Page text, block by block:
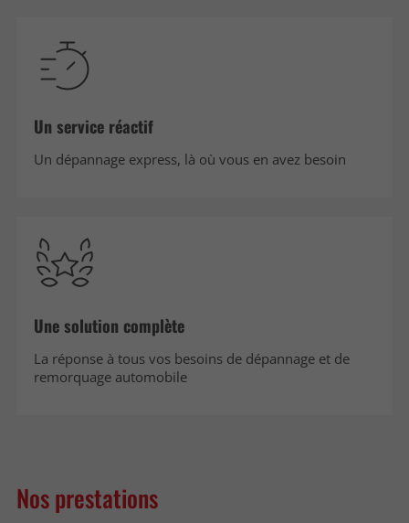
Un service réactif
Un dépannage express, là où vous en avez besoin
Une solution complète
La réponse à tous vos besoins de dépannage et de
remorquage automobile
Nos prestations